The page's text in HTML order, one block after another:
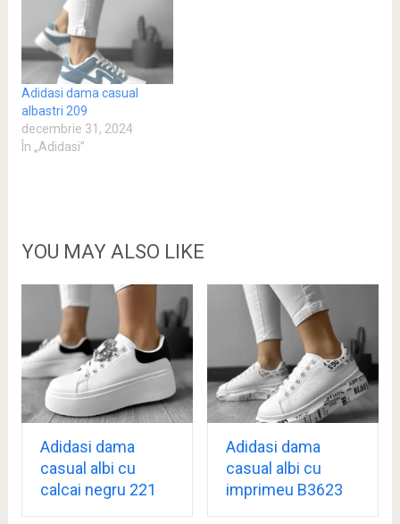
Adidasi dama casual
albastri 209
decembrie 31, 2024
În „Adidasi”
YOU MAY ALSO LIKE
Adidasi dama
casual albi cu
calcai negru 221
Adidasi dama
casual albi cu
imprimeu B3623